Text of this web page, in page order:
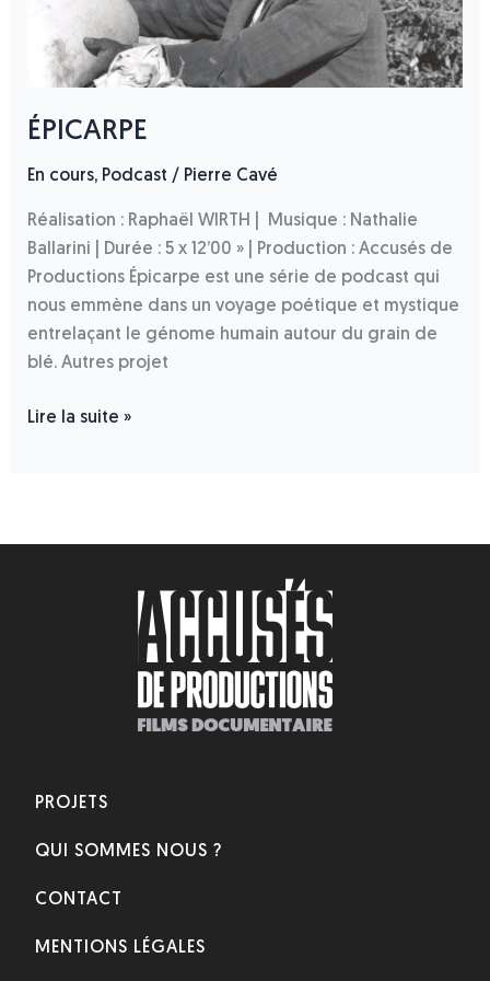
ÉPICARPE
En cours, Podcast / Pierre Cavé
Réalisation : Raphaël WIRTH | Musique : Nathalie
Ballarini | Durée : 5 x 12’00 » | Production : Accusés de
Productions Épicarpe est une série de podcast qui
nous emmène dans un voyage poétique et mystique
entrelaçant le génome humain autour du grain de
blé. Autres projet
Lire la suite »
PROJETS
QUI SOMMES NOUS ?
CONTACT
MENTIONS LÉGALES